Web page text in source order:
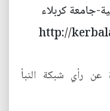
جامعة كربلاء
http://
عن رأي شبكة النبأ